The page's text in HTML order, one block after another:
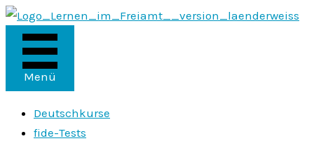
Zum
Inhalt
springen
Menü
Deutschkurse
fide-Tests